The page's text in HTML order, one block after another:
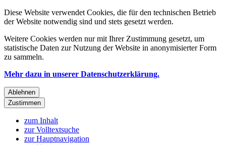
Diese Website verwendet Cookies, die für den technischen Betrieb
der Website notwendig sind und stets gesetzt werden.
Weitere Cookies werden nur mit Ihrer Zustimmung gesetzt, um
statistische Daten zur Nutzung der Website in anonymisierter Form
zu sammeln.
Mehr dazu in unserer Datenschutzerklärung.
Ablehnen
Zustimmen
zum Inhalt
zur Volltextsuche
zur Hauptnavigation